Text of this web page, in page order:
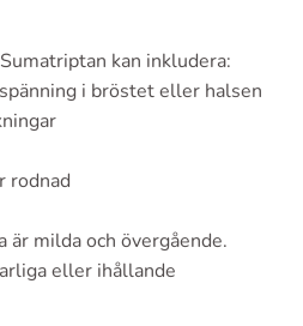
kan inkludera:
i bröstet eller halsen
rodnad
är milda och övergående.
eller ihållande